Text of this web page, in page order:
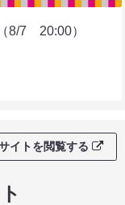
8/7 20:00）
イトを閲覧する